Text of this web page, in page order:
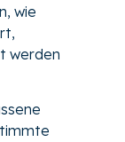
wie
werden